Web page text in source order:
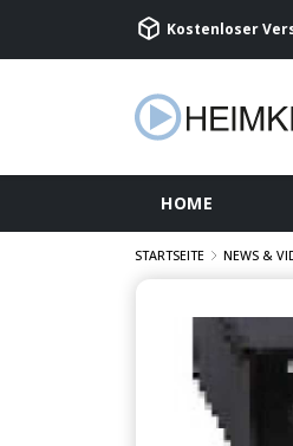
Kostenloser
HOME
STARTSEITE NEWS &